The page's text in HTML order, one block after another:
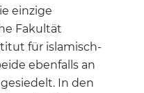
einzige
Fakultät
für islamisch-
ebenfalls an
In den